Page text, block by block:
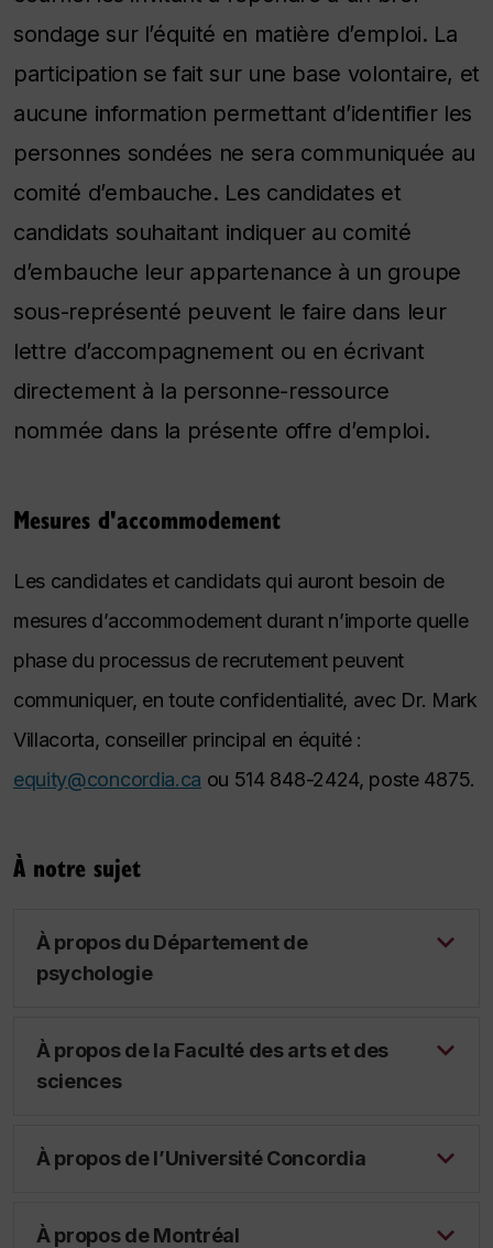
sondage sur l’équité en matière d’emploi. La
participation se fait sur une base volontaire, et
aucune information permettant d’identifier les
personnes sondées ne sera communiquée au
comité d’embauche. Les candidates et
candidats souhaitant indiquer au comité
d’embauche leur appartenance à un groupe
sous-représenté peuvent le faire dans leur
lettre d’accompagnement ou en écrivant
directement à la personne-ressource
nommée dans la présente offre d’emploi.
Mesures d'accommodement
Les candidates et candidats qui auront besoin de
mesures d’accommodement durant n’importe quelle
phase du processus de recrutement peuvent
communiquer, en toute confidentialité, avec Dr. Mark
Villacorta, conseiller principal en équité :
equity@concordia.ca ou 514 848-2424, poste 4875.
À notre sujet
À propos du Département de
psychologie
À propos de la Faculté des arts et des
sciences
À propos de l’Université Concordia
À propos de Montréal